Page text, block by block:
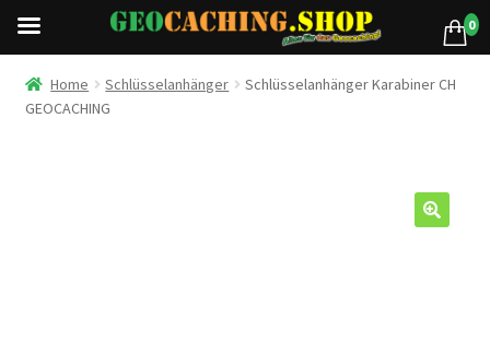
Home Schlüsselanhänger
Schlüsselanhänger Karabiner CH
GEOCACHING
0